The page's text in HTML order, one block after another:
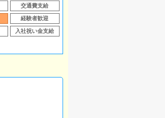
交通費支給
経験者歓迎
入社祝い金支給